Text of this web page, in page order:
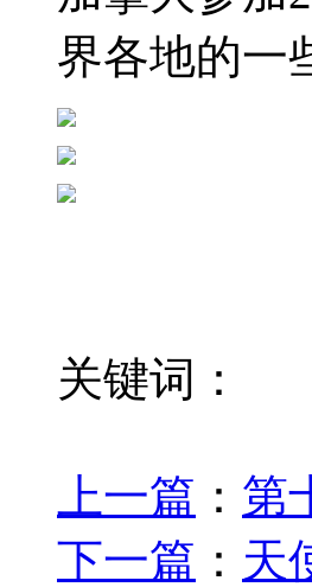
界各地的一
关键词：
上一篇 ： 第
下一篇 ： 天